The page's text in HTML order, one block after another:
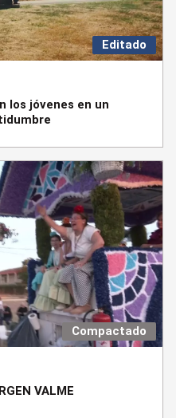
Editado
los jóvenes en un
Compactado
VALME